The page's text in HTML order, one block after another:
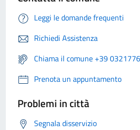
Leggi le domande frequenti
Richiedi Assistenza
Chiama il comune +39
Prenota un appuntamento
Problemi in città
Segnala disservizio